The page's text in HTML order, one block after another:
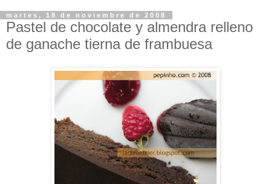
martes, 18 de noviembre de 2008
Pastel de chocolate y almendra relleno
de ganache tierna de frambuesa